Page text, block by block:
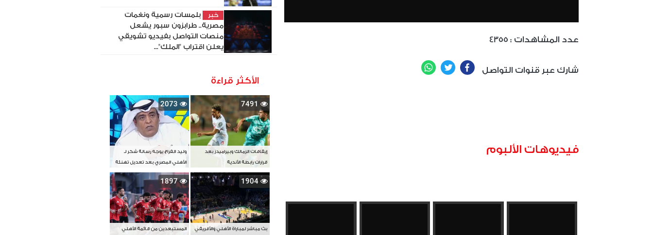
4355 : عدد المشاهدات
شارك عبر قنوات التواصل Facebook
Twitter
WhatsApp
فيديوهات الألبوم
خبر
بلمسات رسمية ونغمات
مصرية.. طرابزون سبور يشعل
منصات التواصل بفيديو تشويقي
يعلن اقتراب "الملك"...
الأكثر قراءة
7491
إيقافات الزمالك وبيراميدز بعد
قرارات رابطة الأندية
2073
وليد الفراج يوجه رسالة شكر لـ
الأهلي المصري بعد تعديل تهنئة
بطل آسيا
1904
بث مباشر لمباراة الأهلي والأفريقي
1897
المستبعدين من قائمة الأهلي